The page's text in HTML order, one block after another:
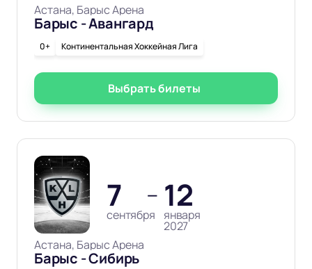
Астана, Барыс Арена
Барыс - Авангард
0+ Континентальная Хоккейная Лига
Выбрать билеты
7
сентября
— 12
января
2027
Астана, Барыс Арена
Барыс - Сибирь